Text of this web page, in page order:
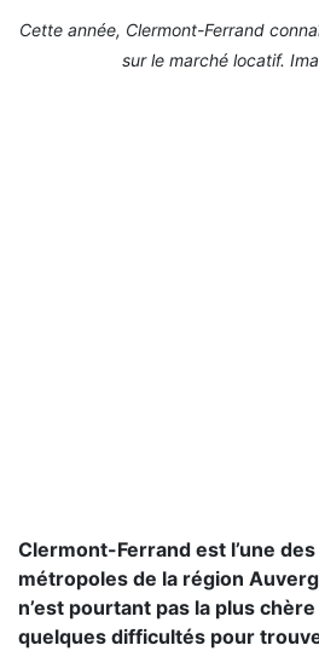
Cette année, Clermont-Ferrand
sur le marché locatif.
Clermont-Ferrand est l’une
métropoles de la région
n’est pourtant pas la plus
quelques difficultés pour